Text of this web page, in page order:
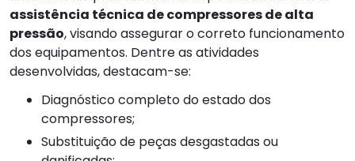
assistência técnica de compressores de alta
pressão, visando assegurar o correto funcionamento
dos equipamentos. Dentre as atividades
desenvolvidas, destacam-se:
Diagnóstico completo do estado dos
compressores;
Substituição de peças desgastadas ou